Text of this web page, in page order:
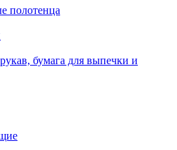
полотенца
бумага для выпечки и